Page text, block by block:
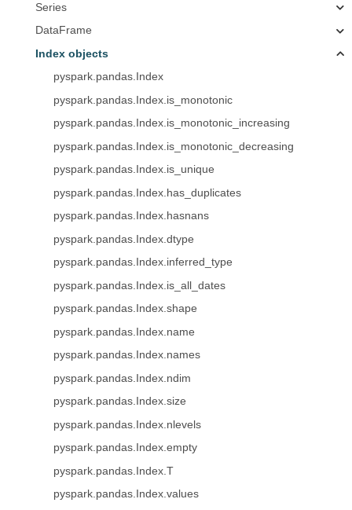
Series
DataFrame
Index objects
pyspark.pandas.Index
pyspark.pandas.Index.is_monotonic
pyspark.pandas.Index.is_monotonic_increasing
pyspark.pandas.Index.is_monotonic_decreasing
pyspark.pandas.Index.is_unique
pyspark.pandas.Index.has_duplicates
pyspark.pandas.Index.hasnans
pyspark.pandas.Index.dtype
pyspark.pandas.Index.inferred_type
pyspark.pandas.Index.is_all_dates
pyspark.pandas.Index.shape
pyspark.pandas.Index.name
pyspark.pandas.Index.names
pyspark.pandas.Index.ndim
pyspark.pandas.Index.size
pyspark.pandas.Index.nlevels
pyspark.pandas.Index.empty
pyspark.pandas.Index.T
pyspark.pandas.Index.values